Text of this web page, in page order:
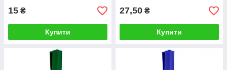
15 ₴
Купити
27,50 ₴
Купити